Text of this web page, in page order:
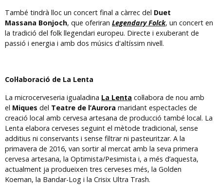
També tindrà lloc un concert final a càrrec del Duet
Massana Bonjoch, que oferiran Legendary Folck, un concert en
la tradició del folk llegendari europeu. Directe i exuberant de
passió i energia i amb dos músics d'altíssim nivell.
Col·laboració de La Lenta
La microcerveseria igualadina La Lenta col·labora de nou amb
el Miques del Teatre de l’Aurora maridant espectacles de
creació local amb cervesa artesana de producció també local. La
Lenta elabora cerveses seguint el mètode tradicional, sense
additius ni conservants i sense filtrar ni pasteuritzar. A la
primavera de 2016, van sortir al mercat amb la seva primera
cervesa artesana, la Optimista/Pesimista i, a més d’aquesta,
actualment ja produeixen tres cerveses més, la Golden
Koeman, la Bandar-Log i la Crisix Ultra Trash.